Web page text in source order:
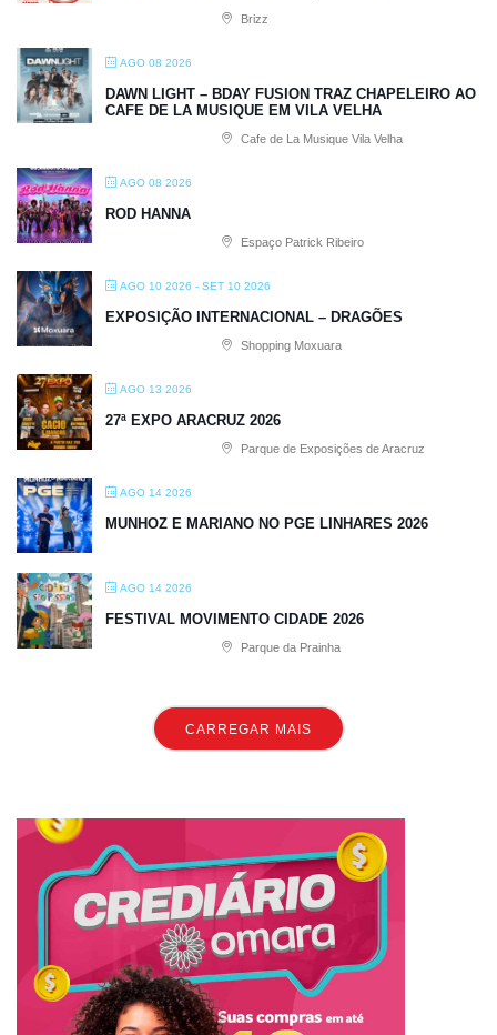
Brizz
AGO 08 2026
DAWN LIGHT – BDAY FUSION TRAZ CHAPELEIRO AO
CAFE DE LA MUSIQUE EM VILA VELHA
Cafe de La Musique Vila Velha
AGO 08 2026
ROD HANNA
Espaço Patrick Ribeiro
AGO 10 2026 - SET 10 2026
EXPOSIÇÃO INTERNACIONAL – DRAGÕES
Shopping Moxuara
AGO 13 2026
27ª EXPO ARACRUZ 2026
Parque de Exposições de Aracruz
AGO 14 2026
MUNHOZ E MARIANO NO PGE LINHARES 2026
AGO 14 2026
FESTIVAL MOVIMENTO CIDADE 2026
Parque da Prainha
CARREGAR MAIS